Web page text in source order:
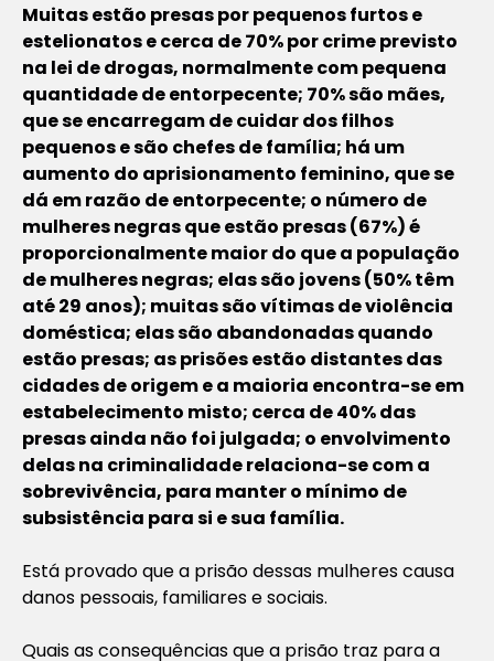
Muitas estão presas por pequenos furtos e
estelionatos e cerca de 70% por crime previsto
na lei de drogas, normalmente com pequena
quantidade de entorpecente; 70% são mães,
que se encarregam de cuidar dos filhos
pequenos e são chefes de família; há um
aumento do aprisionamento feminino, que se
dá em razão de entorpecente; o número de
mulheres negras que estão presas (67%) é
proporcionalmente maior do que a população
de mulheres negras; elas são jovens (50% têm
até 29 anos); muitas são vítimas de violência
doméstica; elas são abandonadas quando
estão presas; as prisões estão distantes das
cidades de origem e a maioria encontra-se em
estabelecimento misto; cerca de 40% das
presas ainda não foi julgada; o envolvimento
delas na criminalidade relaciona-se com a
sobrevivência, para manter o mínimo de
subsistência para si e sua família.
Está provado que a prisão dessas mulheres causa
danos pessoais, familiares e sociais.
Quais as consequências que a prisão traz para a